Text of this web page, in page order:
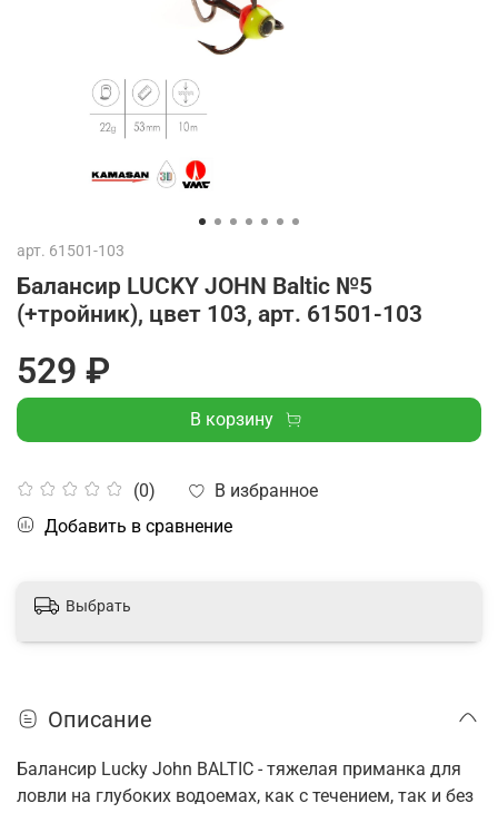
арт. 61501-103
Балансир LUCKY JOHN Baltic №5
(+тройник), цвет 103, арт. 61501-103
(0)
В избранное
Добавить в сравнение
529 ₽
В корзину
Выбрать
Описание
Балансир Lucky John BALTIC - тяжелая приманка для
ловли на глубоких водоемах, как с течением, так и без